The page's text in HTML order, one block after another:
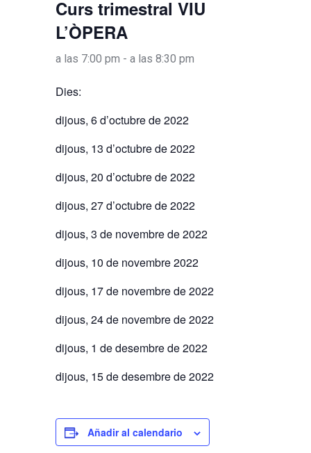
Curs trimestral VIU
L’ÒPERA
a las 7:00 pm - a las 8:30 pm
Dies:
dijous, 6 d’octubre de 2022
dijous, 13 d’octubre de 2022
dijous, 20 d’octubre de 2022
dijous, 27 d’octubre de 2022
dijous, 3 de novembre de 2022
dijous, 10 de novembre 2022
dijous, 17 de novembre de 2022
dijous, 24 de novembre de 2022
dijous, 1 de desembre de 2022
dijous, 15 de desembre de 2022
Añadir al calendario